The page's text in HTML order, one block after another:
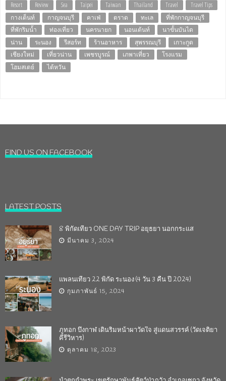
Resort
Review Sea Taipei Taiwan Thailand Travel
Travel Tips
กางเต็นท์
กาญจนบุรี คาเฟ่ ตราด ทะเล
ที่พักกาญจนบุรี
ที่พักริมน้ำ
ท่องเที่ยว นครนายก นอนเต้นท์
นาขั้นบันได
น่าน
ระนอง รีสอร์ท ร้านอาหาร สุพรรณบุรี
เกาะกูด
เชียงใหม่
เที่ยวน่าน เพชรบูรณ์ เภพาเที่ยว
โรงแรม
โฮมสเตย์
ไต้หวัน
FIND US ON FACEBOOK
LATEST POSTS
8 พิกัดเที่ยว ONE DAY TRIP อยุธยา นอกกระแส
มีนาคม 3, 2024
แพลนเที่ยว 22 พิกัด ระนอง (4 วัน 3 คืน ปี 2024)
กุมภาพันธ์ 15, 2024
ภูทอก บึงกาฬ เดินริมหน้าผาวัดใจ สู่แดนสวรรค์ (วัดเจติยา
คีรีวิหาร)
ตุลาคม 18, 2023